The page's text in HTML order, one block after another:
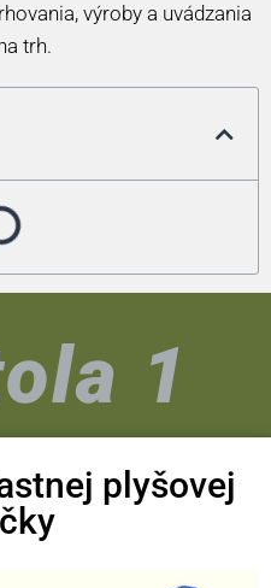
výroby a uvádzania
trh.
1
plyšovej